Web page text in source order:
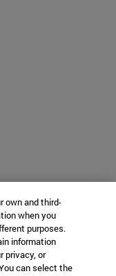
own and third-
when you
purposes.
information
privacy, or
can select the